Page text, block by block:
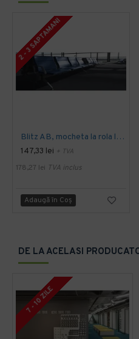
2 - 3 SAPTAMANI
Blitz AB, mocheta la rola latime 4 m, Balta Industries
147,33 lei + TVA
178,27 lei TVA inclus
Adaugă în Coş
DE LA ACELASI
7 - 10 ZILE